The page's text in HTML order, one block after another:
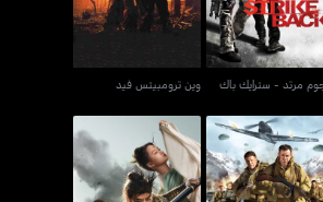
مرتد - سترايك باك وين ترومبيتس فيد